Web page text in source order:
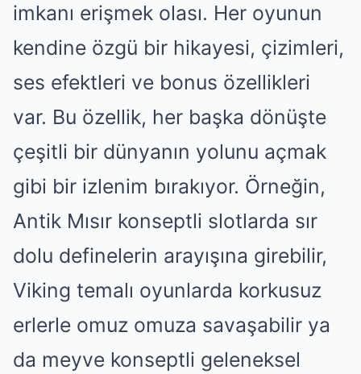
imkanı erişmek olası. Her oyunun
kendine özgü bir hikayesi, çizimleri,
ses efektleri ve bonus özellikleri
var. Bu özellik, her başka dönüşte
çeşitli bir dünyanın yolunu açmak
gibi bir izlenim bırakıyor. Örneğin,
Antik Mısır konseptli slotlarda sır
dolu definelerin arayışına girebilir,
Viking temalı oyunlarda korkusuz
erlerle omuz omuza savaşabilir ya
da meyve konseptli geleneksel